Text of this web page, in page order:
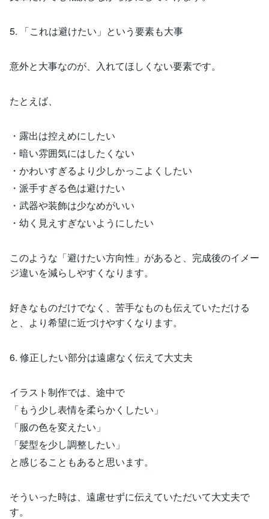
5. 「これは避けたい」という要素も大事
意外と大事なのが、入れてほしくない要素です。
たとえば、
・露出は控えめにしたい
・暗い雰囲気にはしたくない
・かわいすぎるより少しかっこよくしたい
・派手すぎる色は避けたい
・武器や装飾は少なめがいい
・幼く見えすぎないようにしたい
このような「避けたい方向性」があると、完成後のイメー
ジ違いを減らしやすくなります。
好きなものだけでなく、苦手なものも伝えていただける
と、より希望に近づけやすくなります。
6. 修正したい部分は遠慮なく伝えて大丈夫
イラスト制作では、途中で
「もう少し表情を柔らかくしたい」
「服の色を変えたい」
「髪型を少し調整したい」
と感じることもあると思います。
そういった時は、遠慮せずに伝えていただいて大丈夫で
す。